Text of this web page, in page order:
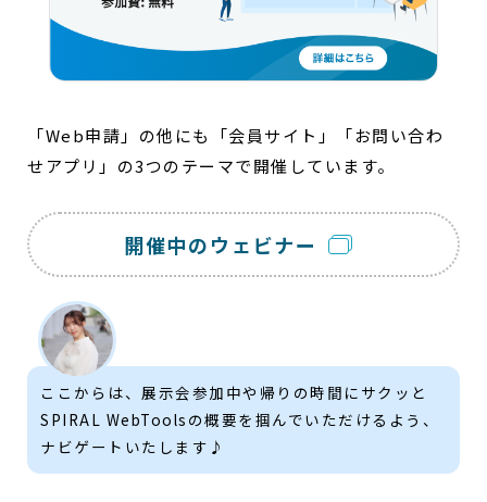
「Web申請」の他にも「会員サイト」「お問い合わ
せアプリ」の3つのテーマで開催しています。
開催中のウェビナー
ここからは、展示会参加中や帰りの時間にサクッと
SPIRAL WebToolsの概要を掴んでいただけるよう、
ナビゲートいたします♪